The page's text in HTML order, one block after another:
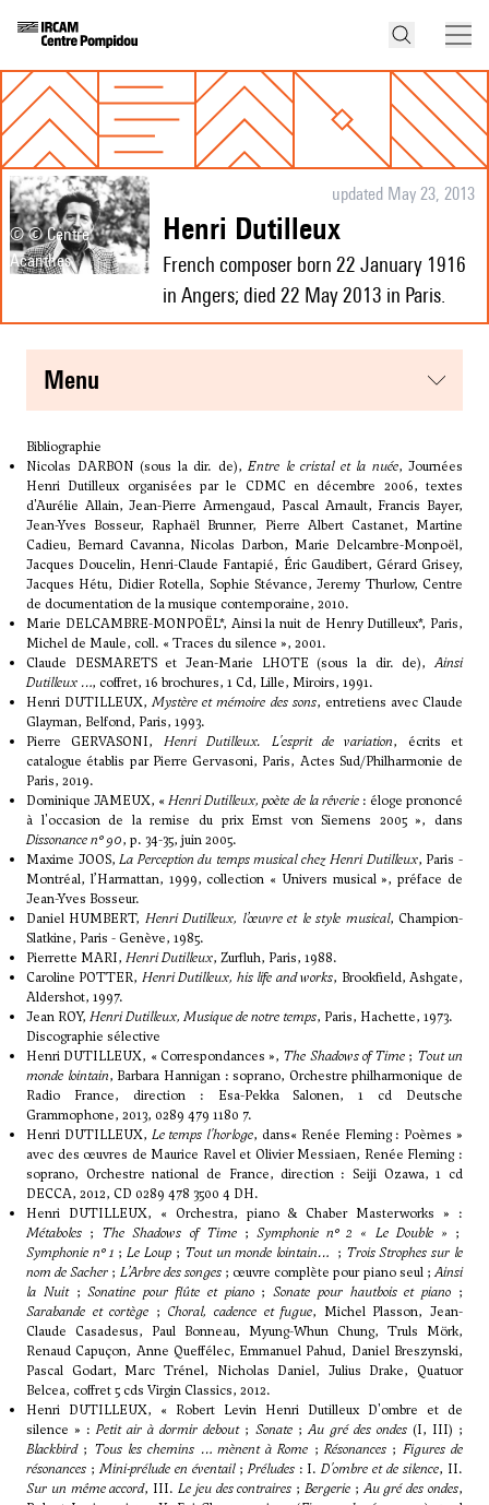
© © Centre
Acanthes
updated May 23, 2013
Henri Dutilleux
French composer born 22 January 1916
in Angers; died 22 May 2013 in Paris.
menu
Bibliographie
Nicolas DARBON (sous la dir. de), Entre le cristal et la nuée, Journées
Henri Dutilleux organisées par le CDMC en décembre 2006, textes
d'Aurélie Allain, Jean-Pierre Armengaud, Pascal Arnault, Francis Bayer,
Jean-Yves Bosseur, Raphaël Brunner, Pierre Albert Castanet, Martine
Cadieu, Bernard Cavanna, Nicolas Darbon, Marie Delcambre-Monpoël,
Jacques Doucelin, Henri-Claude Fantapié, Éric Gaudibert, Gérard Grisey,
Jacques Hétu, Didier Rotella, Sophie Stévance, Jeremy Thurlow, Centre
de documentation de la musique contemporaine, 2010.
Marie DELCAMBRE-MONPOËL*, Ainsi la nuit de Henry Dutilleux*, Paris,
Michel de Maule, coll. « Traces du silence », 2001.
Claude DESMARETS et Jean-Marie LHOTE (sous la dir. de),Ainsi
Dutilleux …, coffret, 16 brochures, 1 Cd, Lille, Miroirs, 1991.
Henri DUTILLEUX,Mystère et mémoire des sons, entretiens avec Claude
Glayman, Belfond, Paris, 1993.
Pierre GERVASONI, Henri Dutilleux. L'esprit de variation, écrits et
catalogue établis par Pierre Gervasoni, Paris, Actes Sud/Philharmonie de
Paris, 2019.
Dominique JAMEUX, «Henri Dutilleux, poète de la rêverie: éloge prononcé
à l'occasion de la remise du prix Ernst von Siemens 2005 », dans
Dissonance n° 90, p. 34-35, juin 2005.
Maxime JOOS,La Perception du temps musical chez Henri Dutilleux, Paris -
Montréal, l’Harmattan, 1999, collection « Univers musical », préface de
Jean-Yves Bosseur.
Daniel HUMBERT, Henri Dutilleux, l’œuvre et le style musical, Champion-
Slatkine, Paris - Genève, 1985.
Pierrette MARI, Henri Dutilleux, Zurfluh, Paris, 1988.
Caroline POTTER, Henri Dutilleux, his life and works, Brookfield, Ashgate,
Aldershot, 1997.
Jean ROY, Henri Dutilleux, Musique de notre temps, Paris, Hachette, 1973.
Discographie sélective
Henri DUTILLEUX, « Correspondances », The Shadows of Time ; Tout un
monde lointain, Barbara Hannigan : soprano, Orchestre philharmonique de
Radio France, direction : Esa-Pekka Salonen, 1 cd Deutsche
Grammophone, 2013, 0289 479 1180 7.
Henri DUTILLEUX, Le temps l'horloge, dans« Renée Fleming : Poèmes »
avec des œuvres de Maurice Ravel et Olivier Messiaen, Renée Fleming :
soprano, Orchestre national de France, direction : Seiji Ozawa, 1 cd
DECCA, 2012, CD 0289 478 3500 4 DH.
Henri DUTILLEUX, « Orchestra, piano & Chaber Masterworks » :
Métaboles ; The Shadows of Time;Symphonie n° 2 « Le Double » ;
Symphonie n° 1 ;Le Loup ; Tout un monde lointain… ; Trois Strophes sur le
nom de Sacher ; L’Arbre des songes; œuvre complète pour piano seul ;Ainsi
la Nuit;Sonatine pour flûte et piano;Sonate pour hautbois et piano ;
Sarabande et cortège ; Choral, cadence et fugue, Michel Plasson, Jean-
Claude Casadesus, Paul Bonneau, Myung-Whun Chung, Truls Mörk,
Renaud Capuçon, Anne Queffélec, Emmanuel Pahud, Daniel Breszynski,
Pascal Godart, Marc Trénel, Nicholas Daniel, Julius Drake, Quatuor
Belcea, coffret 5 cds Virgin Classics, 2012.
Henri DUTILLEUX, « Robert Levin Henri Dutilleux D'ombre et de
silence » :Petit air à dormir debout; Sonate;Au gré des ondes(I, III) ;
Blackbird; Tous les chemins … mènent à Rome ;Résonances ; Figures de
résonances ; Mini-prélude en éventail;Préludes: I.D'ombre et de silence, II.
Sur un même accord, III.Le jeu des contraires ;Bergerie ;Au gré des ondes,